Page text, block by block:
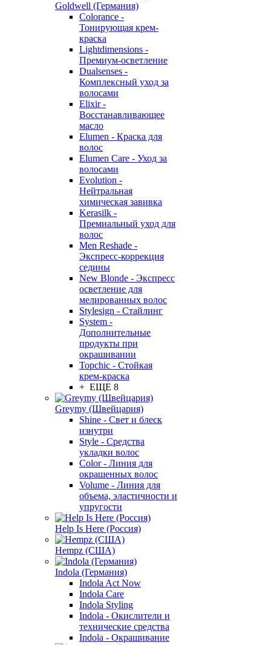
Goldwell (Германия)
Colorance -
Тонирующая крем-
краска
Lightdimensions -
Премиум-осветление
Dualsenses -
Комплексный уход за
волосами
Elixir -
Восстанавливающее
масло
Elumen - Краска для
волос
Elumen Care - Уход за
волосами
Evolution -
Нейтральная
химическая завивка
Kerasilk -
Премиальный уход для
волос
Men Reshade -
Экспресс-коррекция
седины
New Blonde - Экспресс
осветление для
мелированных волос
Stylesign - Стайлинг
System -
Дополнительные
продукты при
окрашивании
Topchic - Стойкая
крем-краска
+ ЕЩЕ 8
Greymy (Швейцария)
Shine - Свет и блеск
изнутри
Style - Средства
укладки волос
Color - Линия для
окрашенных волос
Volume - Линия для
объема, эластичности и
упругости
Help Is Here (Россия)
Hempz (США)
Indola (Германия)
Indola Act Now
Indola Care
Indola Styling
Indola - Окислители и
технические средства
Indola - Окрашивание